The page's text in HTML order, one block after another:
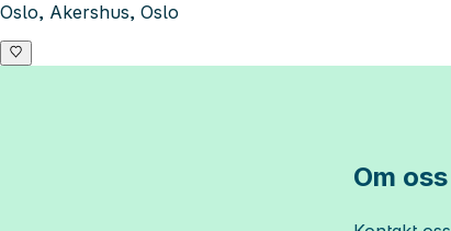
Oslo, Akershus, Oslo
Om oss